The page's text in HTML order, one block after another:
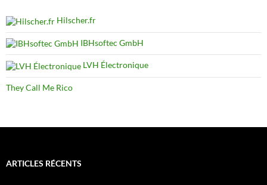
Hilscher.fr
IBHsoftec GmbH
LVH Électronique
They Call Me Rico
ARTICLES RÉCENTS